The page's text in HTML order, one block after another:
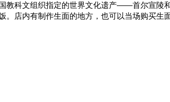
教科文组织指定的世界文化遗产——首尔宣陵
店内有制作生面的地方，也可以当场购买生